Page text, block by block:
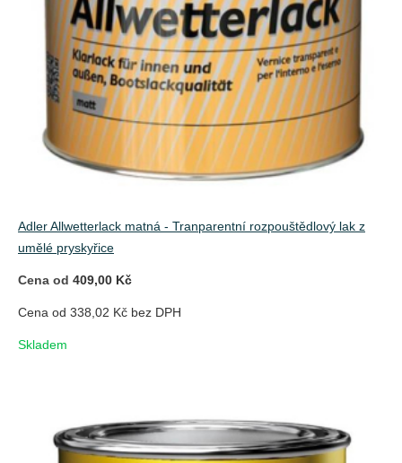
Adler Allwetterlack matná - Tranparentní rozpouštědlový lak z
umělé pryskyřice
Cena od 409,00 Kč
Cena od 338,02 Kč bez DPH
Skladem